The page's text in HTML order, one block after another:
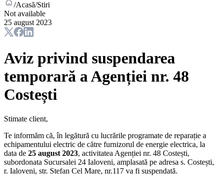
/Acasă/Stiri
Not available
25 august 2023
Aviz privind suspendarea
temporară a Agenției nr. 48
Costești
Stimate client,
Te informăm că, în legătură cu lucrările programate de reparație a
echipamentului electric de către furnizorul de energie electrica, la
data de 25 august 2023, activitatea Agenției nr. 48 Costești,
subordonata Sucursalei 24 Ialoveni, amplasată pe adresa s. Costești,
r. Ialoveni, str. Stefan Cel Mare, nr.117 va fi suspendată.